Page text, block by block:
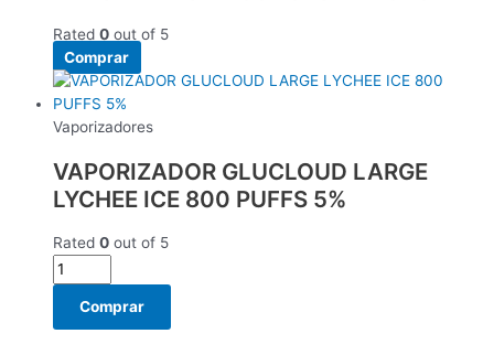
Rated 0 out of 5
Comprar
Vaporizadores
VAPORIZADOR GLUCLOUD LARGE
LYCHEE ICE 800 PUFFS 5%
Rated 0 out of 5
Comprar